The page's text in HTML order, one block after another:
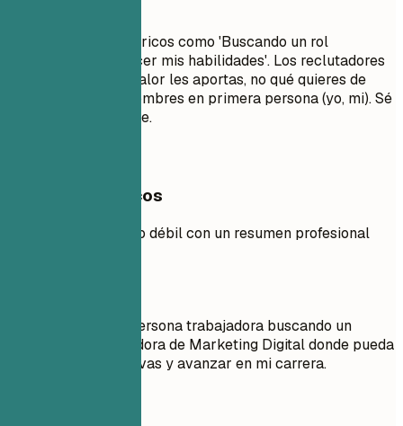
Evita objetivos genéricos como 'Buscando un rol
desafiante para crecer mis habilidades'. Los reclutadores
quieren saber qué valor les aportas, no qué quieres de
ellos. No uses pronombres en primera persona (yo, mi). Sé
concisa e impactante.
Ejemplos prácticos
Compara un objetivo débil con un resumen profesional
Objetivo: Soy una persona trabajadora buscando un
puesto de Coordinadora de Marketing Digital donde pueda
aprender cosas nuevas y avanzar en mi carrera.